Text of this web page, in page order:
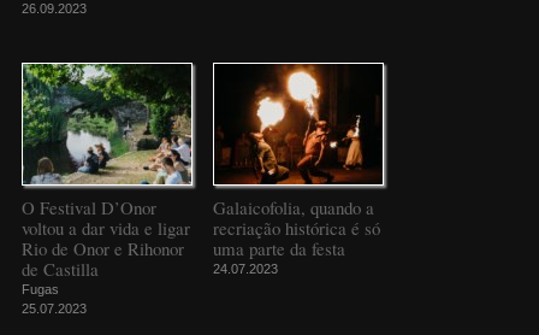
26.09.2023
O Festival D’Onor
voltou a dar vida e ligar
Rio de Onor e Rihonor
de Castilla
Fugas
25.07.2023
Galaicofolia, quando a
recriação histórica é só
uma parte da festa
24.07.2023